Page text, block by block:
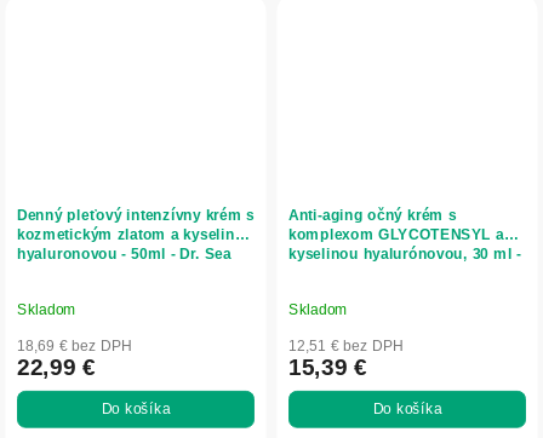
Denný pleťový intenzívny krém s
kozmetickým zlatom a kyselinou
hyaluronovou - 50ml - Dr. Sea
Skladom
18,69 € bez DPH
22,99 €
Do košíka
Anti-aging očný krém s
komplexom GLYCOTENSYL a
kyselinou hyalurónovou, 30 ml -
Skladom
12,51 € bez DPH
15,39 €
Do košíka